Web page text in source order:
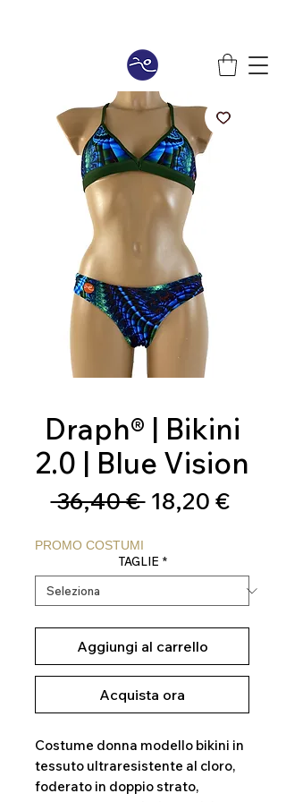
Draph® | Bikini
2.0 | Blue Vision
36,40 € Prezzo
18,20 €Prezzo
PROMO COSTUMI
TAGLIE *
Aggiungi al carrello
Acquista ora
Costume donna modello bikini in
tessuto ultraresistente al cloro,
foderato in doppio strato,